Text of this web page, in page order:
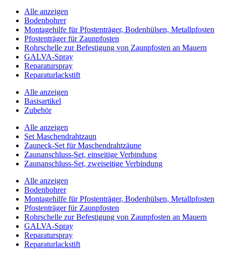
Alle anzeigen
Bodenbohrer
Montagehilfe für Pfostenträger, Bodenhülsen, Metallpfosten
Pfostenträger für Zaunpfosten
Rohrschelle zur Befestigung von Zaunpfosten an Mauern
GALVA-Spray
Reparaturspray
Reparaturlackstift
Alle anzeigen
Basisartikel
Zubehör
Alle anzeigen
Set Maschendrahtzaun
Zauneck-Set für Maschendrahtzäune
Zaunanschluss-Set, einseitige Verbindung
Zaunanschluss-Set, zweiseitige Verbindung
Alle anzeigen
Bodenbohrer
Montagehilfe für Pfostenträger, Bodenhülsen, Metallpfosten
Pfostenträger für Zaunpfosten
Rohrschelle zur Befestigung von Zaunpfosten an Mauern
GALVA-Spray
Reparaturspray
Reparaturlackstift